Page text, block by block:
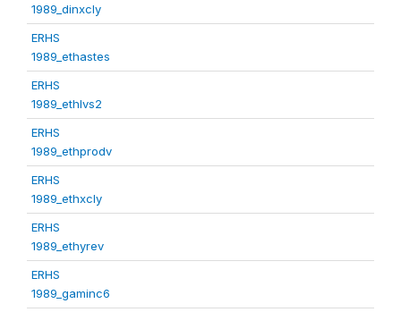
1989_dinxcly
ERHS
1989_ethastes
ERHS
1989_ethlvs2
ERHS
1989_ethprodv
ERHS
1989_ethxcly
ERHS
1989_ethyrev
ERHS
1989_gaminc6